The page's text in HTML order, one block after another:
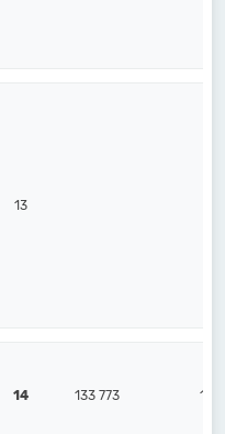
13
14 133 773 156